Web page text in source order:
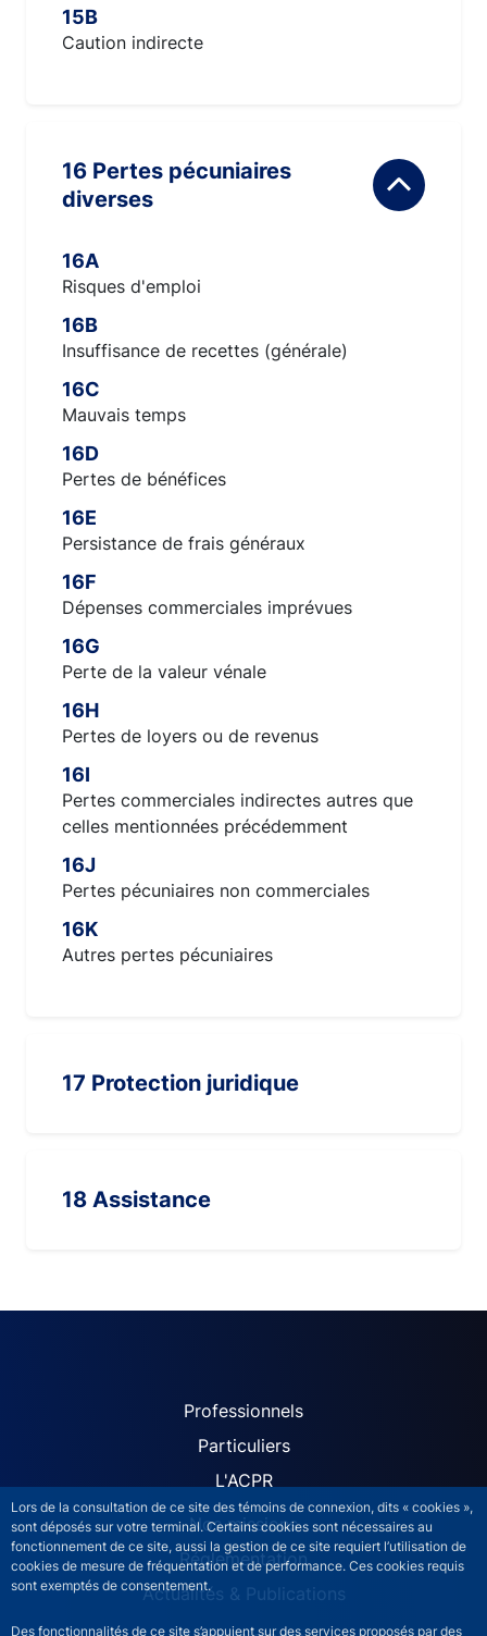
Lors de la consultation de ce site des témoins de connexion, dits « cookies »,
sont déposés sur votre terminal. Certains cookies sont nécessaires au
fonctionnement de ce site, aussi la gestion de ce site requiert l’utilisation de
cookies de mesure de fréquentation et de performance. Ces cookies requis
sont exemptés de consentement.
Des fonctionnalités de ce site s’appuient sur des services proposés par des
15B
Caution indirecte
16 Pertes pécuniaires
diverses
16A
Risques d'emploi
16B
Insuffisance de recettes (générale)
16C
Mauvais temps
16D
Pertes de bénéfices
16E
Persistance de frais généraux
16F
Dépenses commerciales imprévues
16G
Perte de la valeur vénale
16H
Pertes de loyers ou de revenus
16I
Pertes commerciales indirectes autres que
celles mentionnées précédemment
16J
Pertes pécuniaires non commerciales
16K
Autres pertes pécuniaires
17 Protection juridique
18 Assistance
ACPR site navigation
Professionnels
Particuliers
L'ACPR
Nos missions
Réglementation
Actualités & Publications